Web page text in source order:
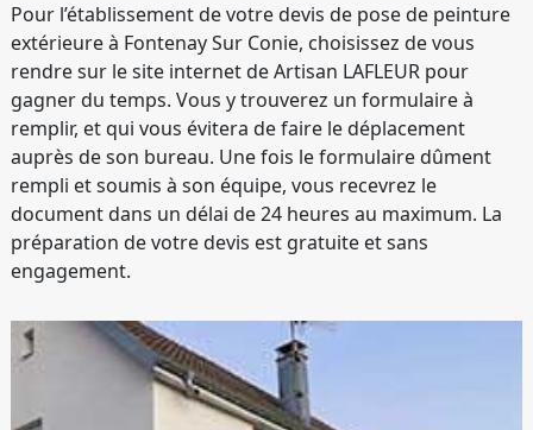
Pour l’établissement de votre devis de pose de peinture
extérieure à Fontenay Sur Conie, choisissez de vous
rendre sur le site internet de Artisan LAFLEUR pour
gagner du temps. Vous y trouverez un formulaire à
remplir, et qui vous évitera de faire le déplacement
auprès de son bureau. Une fois le formulaire dûment
rempli et soumis à son équipe, vous recevrez le
document dans un délai de 24 heures au maximum. La
préparation de votre devis est gratuite et sans
engagement.